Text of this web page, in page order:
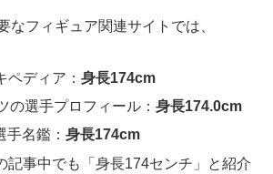
なフィギュア関連サイトでは、
ペディア：身長174cm
の選手プロフィール：身長174.0cm
手名鑑：身長174cm
記事中でも「身長174センチ」と紹介